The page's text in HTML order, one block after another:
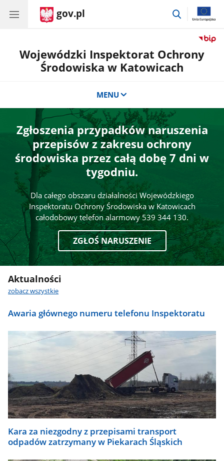
gov.pl
przejdź
Wojewódzki Inspektorat Ochrony
Środowiska w Katowicach
MENU
Zgłoszenia przypadków naruszenia
przepisów z zakresu ochrony
środowiska przez całą dobę 7 dni w
tygodniu.
Dla całego obszaru działalności Wojewódzkiego
Inspektoratu Ochrony Środowiska w Katowicach
całodobowy telefon alarmowy 539 344 130.
ZGŁOŚ NARUSZENIE
Aktualności
zobacz wszystkie
Awaria głównego numeru telefonu Inspektoratu
Kara za niezgodny z przepisami transport
odpadów zatrzymany w Piekarach Śląskich